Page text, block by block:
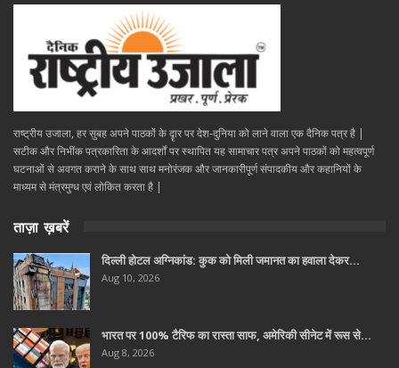
राष्ट्रीय उजाला, हर सुबह अपने पाठकों के दॄार पर देश-दुनिया को लाने वाला एक दैनिक पत्र है |
सटीक और निभींक पत्रकारिता के आदर्शों पर स्थापित यह सामाचार पत्र अपने पाठकों को महत्वपूर्ण
घटनाओं से अवगत कराने के साथ साथ मनोरंजक और जानकारीपूर्ण संपादकीय और कहानियों के
माध्यम से मंत्रमुग्ध एवं लोकित करता है |
ताज़ा ख़बरें
दिल्ली होटल अग्निकांड: कुक को मिली जमानत का हवाला देकर…
Aug 10, 2026
भारत पर 100% टैरिफ का रास्ता साफ, अमेरिकी सीनेट में रूस से…
Aug 8, 2026